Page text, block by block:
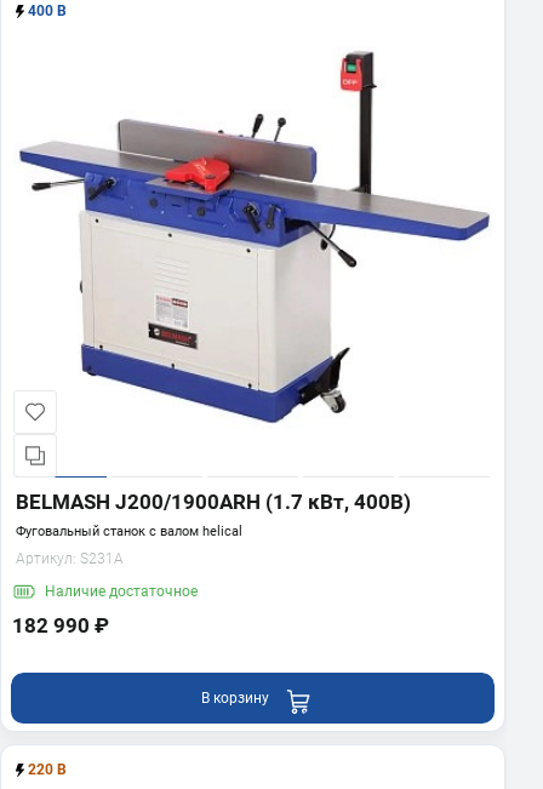
400 В
BELMASH J200/1900ARH (1.7 кВт, 400В)
Фуговальный станок с валом helical
Артикул: S231A
Наличие достаточное
182 990 ₽
В корзину
220 В